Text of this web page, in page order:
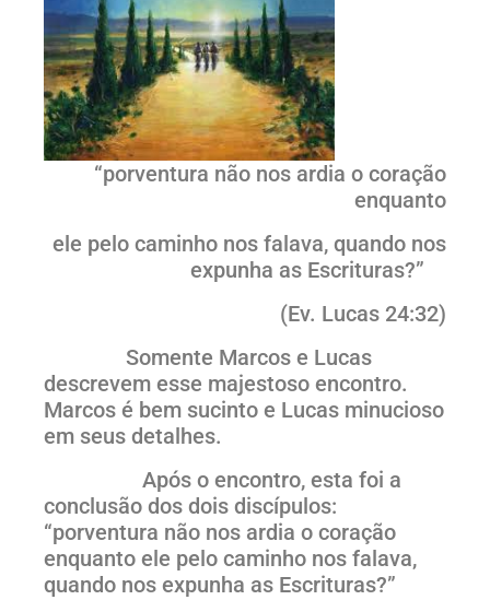
“porventura não nos ardia o coração
enquanto
ele pelo caminho nos falava, quando nos
expunha as Escrituras?”
(Ev. Lucas 24:32)
Somente Marcos e Lucas
descrevem esse majestoso encontro.
Marcos é bem sucinto e Lucas minucioso
em seus detalhes.
Após o encontro, esta foi a
conclusão dos dois discípulos:
“porventura não nos ardia o coração
enquanto ele pelo caminho nos falava,
quando nos expunha as Escrituras?”